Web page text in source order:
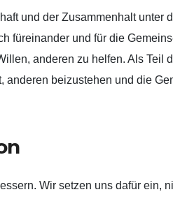
und der Zusammenhalt unter
füreinander und für die
anderen zu helfen. Als Teil
beizustehen und die
Wir setzen uns dafür ein,